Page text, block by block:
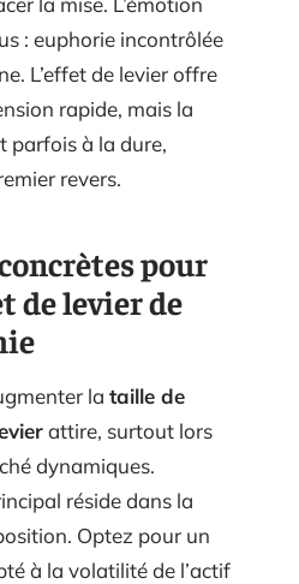
: euphorie incontrôlée
L’effet de levier offre
rapide, mais la
parfois à la dure,
revers.
pour
de levier de
la taille de
attire, surtout lors
dynamiques.
réside dans la
Optez pour un
à la volatilité de l’actif